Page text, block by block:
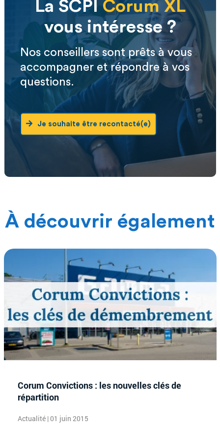
La SCPI Corum XL
vous intéresse ?
Nos conseillers sont prêts à vous
accompagner et répondre à vos
questions.
Je souhaite être recontacté(e)
À découvrir également
Corum Convictions : les nouvelles clés de
répartition
Actualité | 01 juin 2015